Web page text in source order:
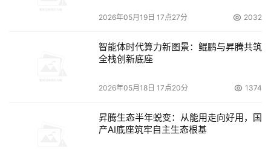
期管理、存储网格等）的话题，存储虚拟化无疑成为大家关
注的重点，几大厂商约好了似的在虚拟化方面“较劲”。在两
天的大会中，几乎每时每刻都在讨论各类存储虚拟化的优缺
记者见到了众多厂商工程师，几乎每个人见面首先谈论
句型----我们的方式具有什么样的优势，竞争对手的方案存
2026年05月19日 17点27分 2032
智能体时代算力新图景：鲲鹏与昇腾共筑
全栈创新底座
2026年05月18日 17点20分 1374
昇腾生态半年蜕变：从能用走向好用，国
产AI底座筑牢自主生态根基